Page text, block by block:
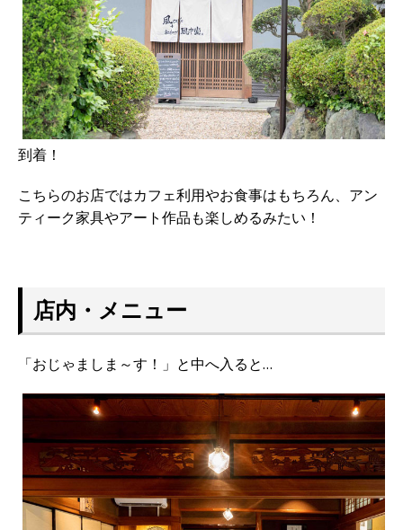
到着！
こちらのお店ではカフェ利用やお食事はもちろん、アン
ティーク家具やアート作品も楽しめるみたい！
店内・メニュー
「おじゃましま～す！」と中へ入ると…